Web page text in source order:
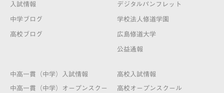
入試情報
中学ブログ
高校ブログ
デジタルパンフレット
学校法人修道学園
広島修道大学
公益通報
中高一貫（中学）入試情報
中高一貫（中学）オープンスクー
高校入試情報
高校オープンスクール